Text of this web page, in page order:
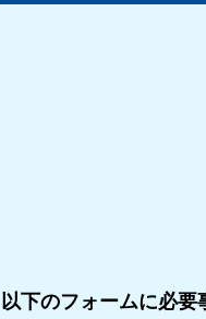
以下のフォームに必要